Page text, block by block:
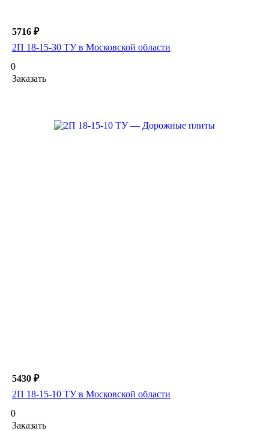
5716 ₽
2П 18-15-30 ТУ в Московской области
0
Заказать
5430 ₽
2П 18-15-10 ТУ в Московской области
0
Заказать